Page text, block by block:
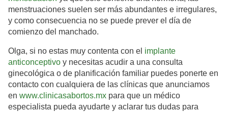
menstruaciones suelen ser más abundantes e irregulares,
y como consecuencia no se puede prever el día de
comienzo del manchado.
Olga, si no estas muy contenta con el implante
anticonceptivo y necesitas acudir a una consulta
ginecológica o de planificación familiar puedes ponerte en
contacto con cualquiera de las clínicas que anunciamos
en www.clinicasabortos.mx para que un médico
especialista pueda ayudarte y aclarar tus dudas para